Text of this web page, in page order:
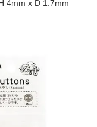
4mm x D 1.7mm